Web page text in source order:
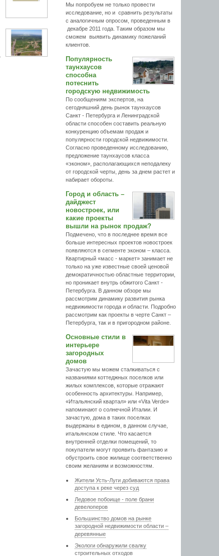
Мы попробуем не только провести
исследование, но и сравнить результаты
с аналогичным опросом, проведенным в
декабре 2011 года. Таким образом мы
сможем выявить динамику пожеланий
клиентов.
Популярность
таунхаусов
способна
потеснить
городскую недвижимость
По сообщениям экспертов, на
сегодняшний день рынок таунхаусов
Санкт - Петербурга и Ленинградской
области способен составить реальную
конкуренцию объемам продаж и
популярности городской недвижимости.
Согласно проведенному исследованию,
предложение таунхаусов класса
«эконом», располагающихся неподалеку
от городской черты, день за днем растет и
набирает обороты.
Город и область –
дайджест
новостроек, или
какие проекты
вышли на рынок продаж?
Подмечено, что в последнее время все
больше интересных проектов новостроек
появляются в сегменте эконом – класса.
Квартирный «масс - маркет» занимает не
только на уже известные своей ценовой
демократичностью областные территории,
но проникает внутрь обжитого Санкт -
Петербурга. В данном обзоре мы
рассмотрим динамику развития рынка
недвижимости города и области. Подробно
рассмотрим как проекты в черте Санкт –
Петербурга, так и в пригородном районе.
Основные стили в
интерьере
загородных
домов
Зачастую мы можем сталкиваться с
названиями коттеджных поселков или
жилых комплексов, которые отражают
особенность архитектуры. Например,
«Итальянский квартал» или «Vita Verde»
напоминают о солнечной Италии. И
зачастую, дома в таких поселках
выдержаны в едином, в данном случае,
итальянском стиле. Что касается
внутренней отделки помещений, то
покупатели могут проявить фантазию и
обустроить свое жилище соответственно
своим желаниям и возможностям.
Жители Усть-Луги добиваются права
доступа к реке через суд
Ледовое побоище - поле брани
девелоперов
Большинство домов на рынке
загородной недвижимости области –
деревянные
Экологи обнаружили свалку
строительных отходов